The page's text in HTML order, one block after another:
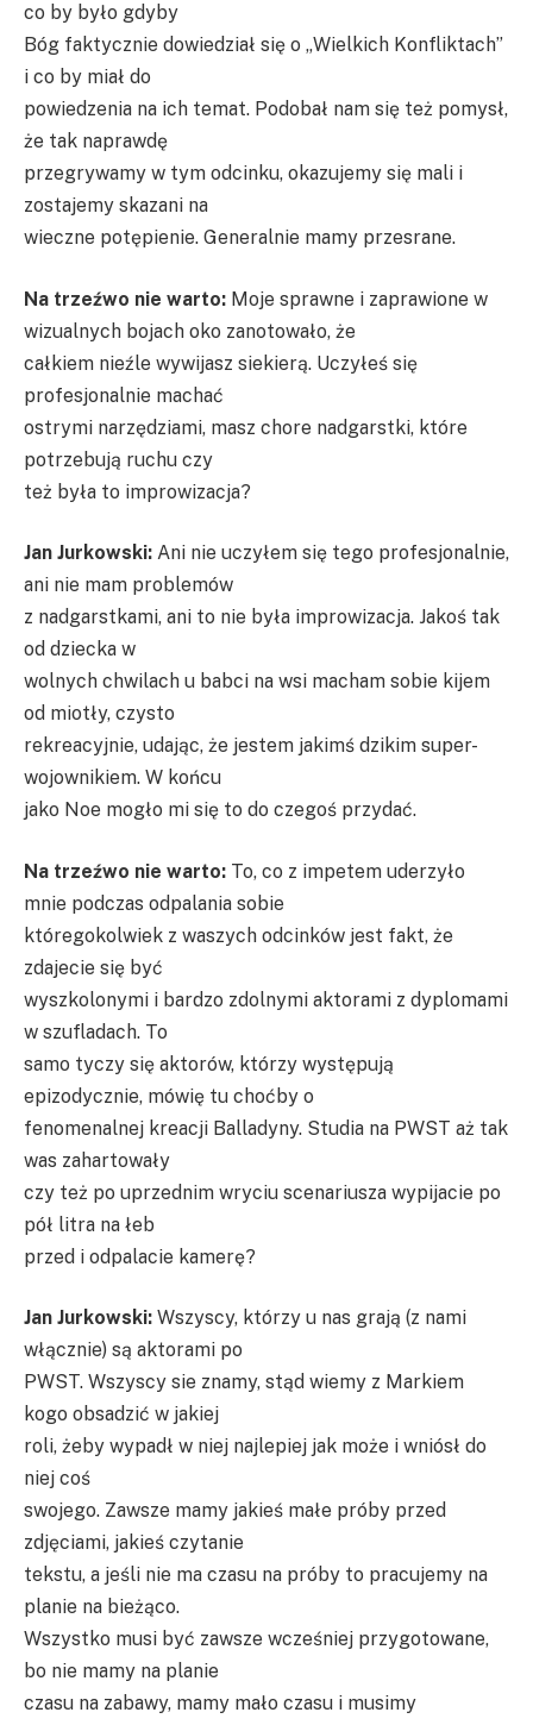
co by było gdyby
Bóg faktycznie dowiedział się o „Wielkich Konfliktach”
i co by miał do
powiedzenia na ich temat. Podobał nam się też pomysł,
że tak naprawdę
przegrywamy w tym odcinku, okazujemy się mali i
zostajemy skazani na
wieczne potępienie. Generalnie mamy przesrane.
Na trzeźwo nie warto: Moje sprawne i zaprawione w
wizualnych bojach oko zanotowało, że
całkiem nieźle wywijasz siekierą. Uczyłeś się
profesjonalnie machać
ostrymi narzędziami, masz chore nadgarstki, które
potrzebują ruchu czy
też była to improwizacja?
Jan Jurkowski: Ani nie uczyłem się tego profesjonalnie,
ani nie mam problemów
z nadgarstkami, ani to nie była improwizacja. Jakoś tak
od dziecka w
wolnych chwilach u babci na wsi macham sobie kijem
od miotły, czysto
rekreacyjnie, udając, że jestem jakimś dzikim super-
wojownikiem. W końcu
jako Noe mogło mi się to do czegoś przydać.
Na trzeźwo nie warto: To, co z impetem uderzyło
mnie podczas odpalania sobie
któregokolwiek z waszych odcinków jest fakt, że
zdajecie się być
wyszkolonymi i bardzo zdolnymi aktorami z dyplomami
w szufladach. To
samo tyczy się aktorów, którzy występują
epizodycznie, mówię tu choćby o
fenomenalnej kreacji Balladyny. Studia na PWST aż tak
was zahartowały
czy też po uprzednim wryciu scenariusza wypijacie po
pół litra na łeb
przed i odpalacie kamerę?
Jan Jurkowski: Wszyscy, którzy u nas grają (z nami
włącznie) są aktorami po
PWST. Wszyscy sie znamy, stąd wiemy z Markiem
kogo obsadzić w jakiej
roli, żeby wypadł w niej najlepiej jak może i wniósł do
niej coś
swojego. Zawsze mamy jakieś małe próby przed
zdjęciami, jakieś czytanie
tekstu, a jeśli nie ma czasu na próby to pracujemy na
planie na bieżąco.
Wszystko musi być zawsze wcześniej przygotowane,
bo nie mamy na planie
czasu na zabawy, mamy mało czasu i musimy